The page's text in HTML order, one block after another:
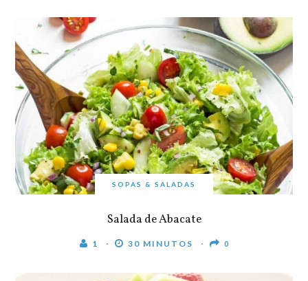
SOPAS & SALADAS
Salada de Abacate
1 30 MINUTOS 0